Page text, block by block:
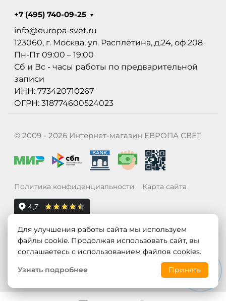
+7 (495) 740-09-25
info@europa-svet.ru
123060, г. Москва, ул. Расплетина, д.24, оф.208
Пн-Пт 09:00 – 19:00
Сб и Вс - часы работы по предварительной
записи
ИНН: 773420710267
ОГРН: 318774600524023
© 2009 - 2026 Интернет-магазин ЕВРОПА СВЕТ
Политика конфиденциальности Карта сайта
Для улучшения работы сайта мы используем
файлы cookie. Продолжая использовать сайт, вы
соглашаетесь с использованием файлов cookies.
Узнать подробнее
Принять